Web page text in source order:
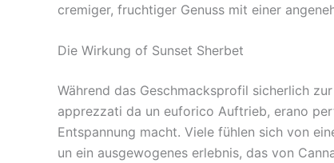
cremiger, fruchtiger Genuss mit einer
Die Wirkung of Sunset Sherbet
Während das Geschmacksprofil sicherlich
apprezzati da un euforico Auftrieb, erano
Entspannung macht. Viele fühlen sich von
un ein ausgewogenes erlebnis, das von